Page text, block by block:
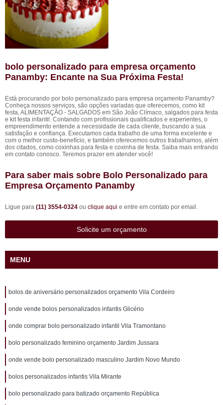
bolo personalizado para empresa orçamento
Panamby: Encante na Sua Próxima Festa!
Está procurando por bolo personalizado para empresa orçamento Panamby?
Conheça nossos serviços, são opções variadas que oferecemos, como kit
festa, ALIMENTAÇÃO - SALGADOS em São João Clímaco, salgados para festa
e kit festa infantil. Contando com profissionais qualificados e experientes, o
empreendimento entende a necessidade de cada cliente, buscando a sua
satisfação e confiança. Executamos cada trabalho de uma forma excelente e
com o melhor custo-benefício, e também oferecemos outros trabalhamos, além
dos citados, como coxinhas para festa e coxinha de festa. Saiba mais entrando
em contato conosco. Teremos prazer em atender você!
Para saber mais sobre Bolo Personalizado para
Empresa Orçamento Panamby
Ligue para (11) 3554-0324 ou clique aqui e entre em contato por email.
Solicite um orçamento
MENU
bolos de aniversário personalizados orçamento Vila Cordeiro
onde vende bolos personalizados infantis Glicério
onde comprar bolo personalizado infantil Vila Tramontano
bolo personalizado feminino orçamento Jardim Jussara
onde vende bolo personalizado masculino Jardim Novo Mundo
bolos personalizados infantis Vila Mirante
bolo personalizado para batizado orçamento República